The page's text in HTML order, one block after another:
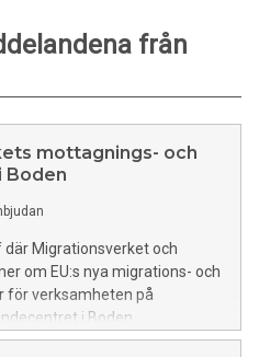
från
mottagnings- och
Boden
Migrationsverket och
om EU:s nya migrations- och
för verksamheten på
i Boden.